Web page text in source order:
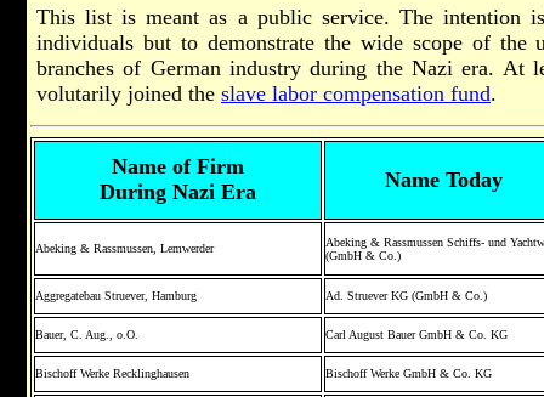
This list is meant as a public service. The intention
individuals but to demonstrate the wide scope of the
branches of German industry during the Nazi era. At
volutarily joined the slave labor compensation fund.
Name of Firm
During Nazi Era
Name Today
Abeking & Rassmussen, Lemwerder
Abeking & Rassmussen Schiffs- und
(GmbH & Co.)
Aggregatebau Struever, Hamburg Ad. Struever KG (GmbH & Co.)
Bauer, C. Aug., o.O. Carl August Bauer GmbH & Co. KG
Bischoff Werke Recklinghausen Bischoff Werke GmbH & Co. KG